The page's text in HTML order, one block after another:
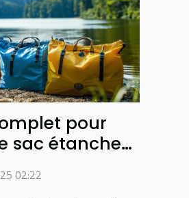
pour
sac étanche
02:22